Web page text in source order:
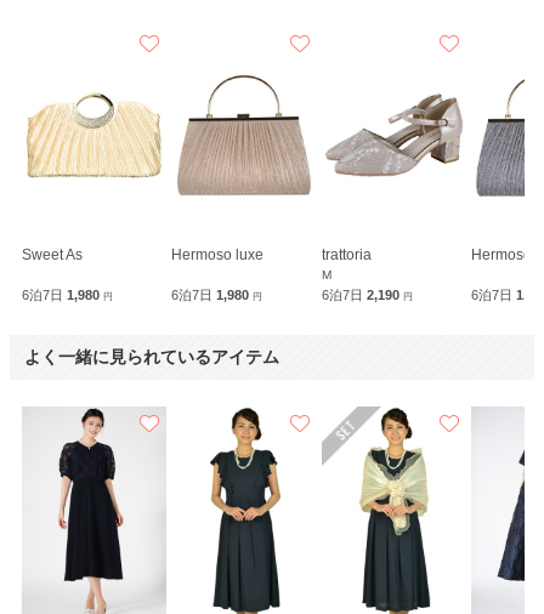
Sweet As
6泊7日 1,980 円
Hermoso luxe
6泊7日1,980円
trattoria
M
6泊7日 2,190 円
Hermoso
6泊7日
よく一緒に見られているアイテム